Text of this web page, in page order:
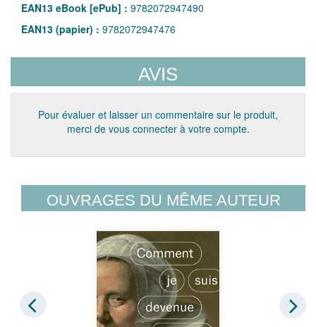
EAN13 eBook [ePub] : 9782072947490
EAN13 (papier) : 9782072947476
AVIS
Pour évaluer et laisser un commentaire sur le produit,
merci de vous connecter à votre compte.
OUVRAGES DU MÊME AUTEUR